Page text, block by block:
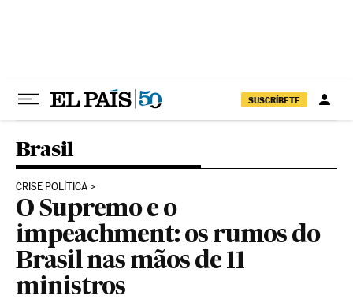
SUSCRÍBETE
Brasil
CRISE POLÍTICA
O Supremo e o
impeachment: os rumos do
Brasil nas mãos de 11
ministros